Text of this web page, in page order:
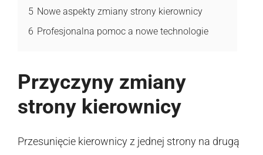
5 Nowe aspekty zmiany strony kierownicy
6 Profesjonalna pomoc a nowe technologie
Przyczyny zmiany
strony kierownicy
Przesunięcie kierownicy z jednej strony na drugą